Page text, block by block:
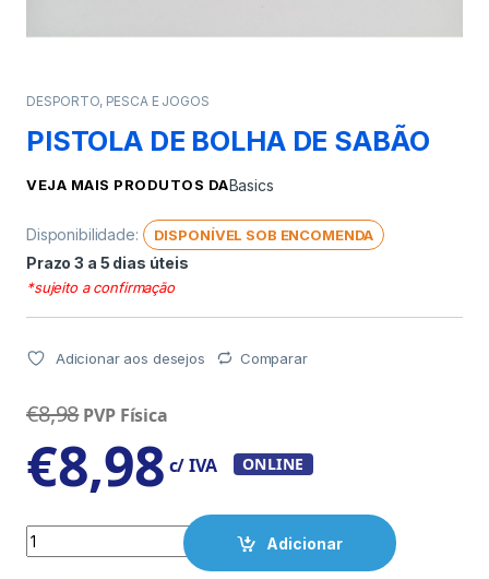
DESPORTO, PESCA E JOGOS
PISTOLA DE BOLHA DE SABÃO
VEJA MAIS PRODUTOS DABasics
Disponibilidade: DISPONÍVEL SOB ENCOMENDA
Prazo 3 a 5 dias úteis
*sujeito a confirmação
Adicionar aos desejos Comparar
€8,98 PVP Física
€8,98 c/ IVA ONLINE
Quantity
Adicionar